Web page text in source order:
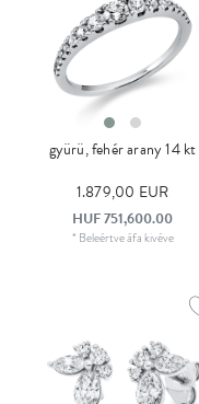
gyürü, fehér arany 14 kt
1.879,00 EUR
HUF 751,600.00
* Beleértve áfa kivéve